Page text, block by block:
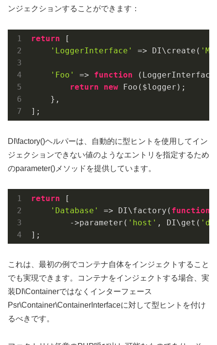
ンジェクションすることができます：
return [
'LoggerInterface'
=> DI\create(
'Foo' => function
return
new Foo($logger);
    },
];
DI\factory()ヘルパーは、自動的に型ヒントを使用してイン
ジェクションできない値のようなエントリを指定するため
のparameter()メソッドを提供しています。
return [
'Database'
=> DI\factory( function
        ->parameter(
'host' , DI\get(
];
これは、最初の例でコンテナ自体をインジェクトすること
でも実現できます。コンテナをインジェクトする場合、実
装DI\Containerではなくインターフェース
Psr\Container\ContainerInterfaceに対して型ヒントを付け
るべきです。